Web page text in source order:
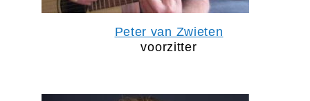
Peter van Zwieten
voorzitter